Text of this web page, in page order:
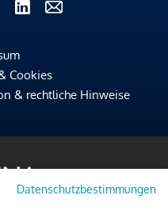
Cookies
& rechtliche Hinweise
Datenschutzbestimmungen